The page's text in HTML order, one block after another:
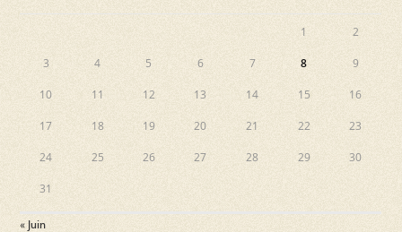
1 2
3 4 5 6 7 8 9
10 11 12 13 14 15 16
17 18 19 20 21 22 23
24 25 26 27 28 29 30
31
« Juin